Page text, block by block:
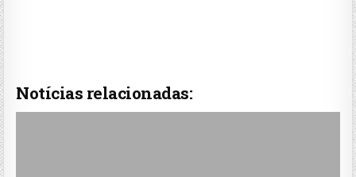
Notícias relacionadas: